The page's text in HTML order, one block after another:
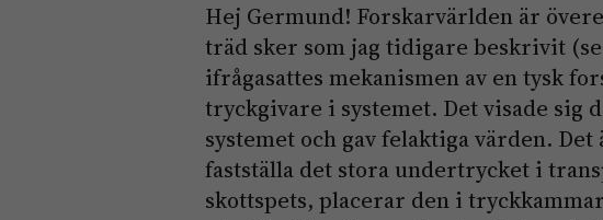
Hej Germund! Forskarvärlden är
träd sker som jag tidigare beskrivit
ifrågasattes mekanismen av en tysk
tryckgivare i systemet. Det visade sig
systemet och gav felaktiga värden.
fastställa det stora undertrycket i
skottspets, placerar den i